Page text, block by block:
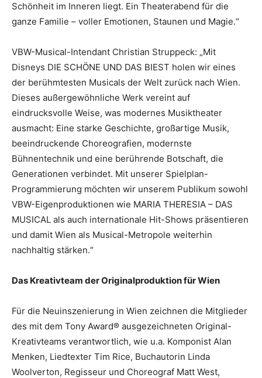
Schönheit im Inneren liegt. Ein Theaterabend für die
ganze Familie – voller Emotionen, Staunen und Magie.“
VBW-Musical-Intendant Christian Struppeck: „Mit
Disneys DIE SCHÖNE UND DAS BIEST holen wir eines
der berühmtesten Musicals der Welt zurück nach Wien.
Dieses außergewöhnliche Werk vereint auf
eindrucksvolle Weise, was modernes Musiktheater
ausmacht: Eine starke Geschichte, großartige Musik,
beeindruckende Choreografien, modernste
Bühnentechnik und eine berührende Botschaft, die
Generationen verbindet. Mit unserer Spielplan-
Programmierung möchten wir unserem Publikum sowohl
VBW-Eigenproduktionen wie MARIA THERESIA – DAS
MUSICAL als auch internationale Hit-Shows präsentieren
und damit Wien als Musical-Metropole weiterhin
nachhaltig stärken.“
Das Kreativteam der Originalproduktion für Wien
Für die Neuinszenierung in Wien zeichnen die Mitglieder
des mit dem Tony Award® ausgezeichneten Original-
Kreativteams verantwortlich, wie u.a. Komponist Alan
Menken, Liedtexter Tim Rice, Buchautorin Linda
Woolverton, Regisseur und Choreograf Matt West,